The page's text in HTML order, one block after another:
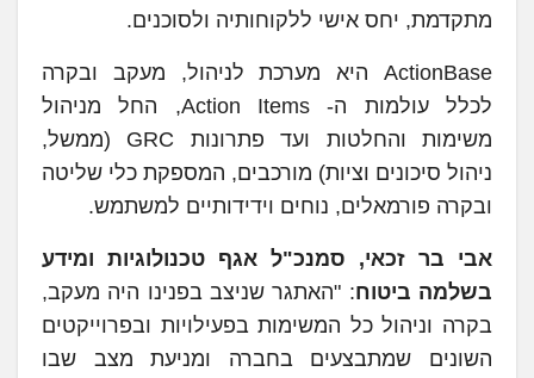
מתקדמת, יחס אישי ללקוחותיה ולסוכנים.
ActionBase היא מערכת לניהול, מעקב ובקרה
לכלל עולמות ה- Action Items, החל מניהול
משימות והחלטות ועד פתרונות GRC (ממשל,
ניהול סיכונים וציות) מורכבים, המספקת כלי שליטה
ובקרה פורמאלים, נוחים וידידותיים למשתמש.
אבי בר זכאי, סמנכ"ל אגף טכנולוגיות ומידע
בשלמה ביטוח: "האתגר שניצב בפנינו היה מעקב,
בקרה וניהול כל המשימות בפעילויות ובפרוייקטים
השונים שמתבצעים בחברה ומניעת מצב שבו